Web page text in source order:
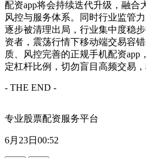
配资app将会持续迭代升级，融合
风控与服务体系。同时行业监管
逐步被清理出局，行业集中度稳
资者，震荡行情下移动端交易容
质、风控完善的正规手机配资app
定杠杆比例，切勿盲目高频交易
- THE END -
专业股票配资服务平台
6月23日00:52